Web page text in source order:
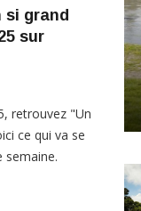
si grand
sur
retrouvez "Un
ce qui va se
semaine.